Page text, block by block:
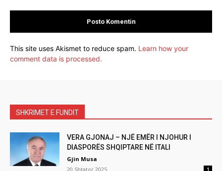
This site uses Akismet to reduce spam. Learn how your
comment data is processed.
SHKRIMET E FUNDIT
VERA GJONAJ – NJË EMËR I NJOHUR I
DIASPORËS SHQIPTARE NË ITALI
Gjin Musa
20 Shtator 2025
1